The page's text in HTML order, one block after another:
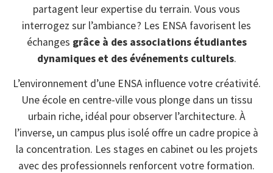
partagent leur expertise du terrain. Vous vous
interrogez sur l’ambiance ? Les ENSA favorisent les
échanges grâce à des associations étudiantes
dynamiques et des événements culturels.
L’environnement d’une ENSA influence votre créativité.
Une école en centre-ville vous plonge dans un tissu
urbain riche, idéal pour observer l’architecture. À
l’inverse, un campus plus isolé offre un cadre propice à
la concentration. Les stages en cabinet ou les projets
avec des professionnels renforcent votre formation.